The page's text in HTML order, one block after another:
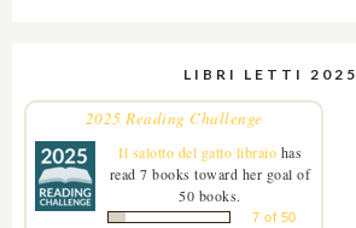
LIBRI LETTI 2025
2025 Reading Challenge
Il salotto del gatto libraio has
read 7 books toward her goal of
50 books.
7 of 50